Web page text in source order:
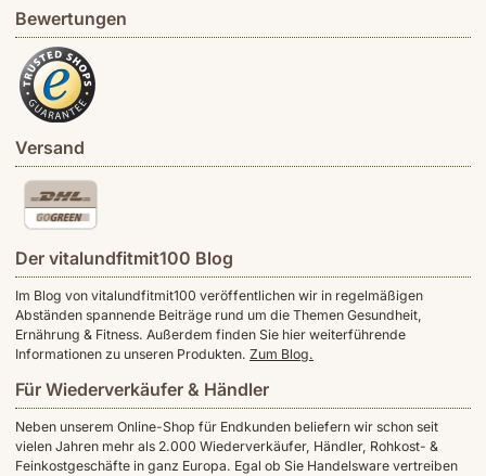
Bewertungen
Versand
Der vitalundfitmit100 Blog
Im Blog von vitalundfitmit100 veröffentlichen wir in regelmäßigen
Abständen spannende Beiträge rund um die Themen Gesundheit,
Ernährung & Fitness. Außerdem finden Sie hier weiterführende
Informationen zu unseren Produkten. Zum Blog.
Für Wiederverkäufer & Händler
Neben unserem Online-Shop für Endkunden beliefern wir schon seit
vielen Jahren mehr als 2.000 Wiederverkäufer, Händler, Rohkost- &
Feinkostgeschäfte in ganz Europa. Egal ob Sie Handelsware vertreiben